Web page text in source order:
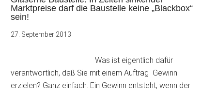
Produktivität
Kosten
Gewinn“
Marktpreise darf die Baustelle keine „Blackbox“
sein!
27. September 2013
Was ist eigentlich dafür
verantwortlich, daß Sie mit einem Auftrag Gewinn
erzielen? Ganz einfach: Ein Gewinn entsteht, wenn der